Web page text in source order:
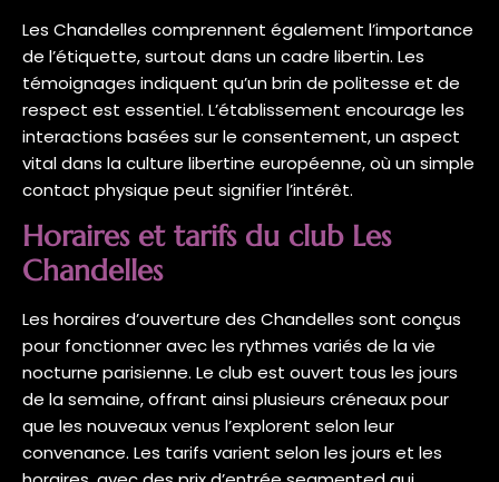
Les Chandelles comprennent également l’importance
de l’étiquette, surtout dans un cadre libertin. Les
témoignages indiquent qu’un brin de politesse et de
respect est essentiel. L’établissement encourage les
interactions basées sur le consentement, un aspect
vital dans la culture libertine européenne, où un simple
contact physique peut signifier l’intérêt.
Horaires et tarifs du club Les
Chandelles
Les horaires d’ouverture des Chandelles sont conçus
pour fonctionner avec les rythmes variés de la vie
nocturne parisienne. Le club est ouvert tous les jours
de la semaine, offrant ainsi plusieurs créneaux pour
que les nouveaux venus l’explorent selon leur
convenance. Les tarifs varient selon les jours et les